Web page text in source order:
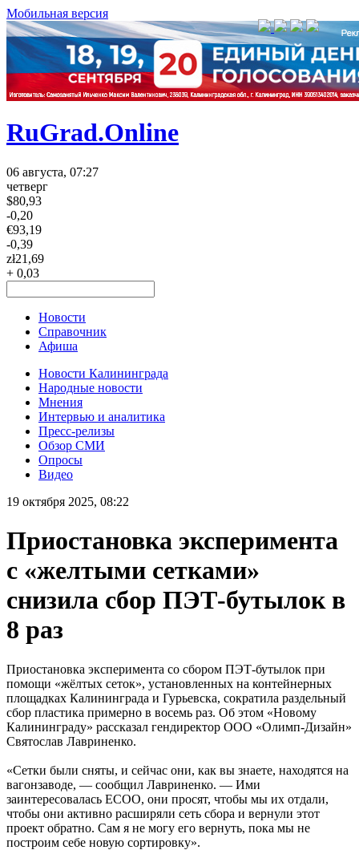
Мобильная версия
RuGrad.Online
06 августа, 07:27
четверг
$80,93
-0,20
€93,19
-0,39
zł21,69
+ 0,03
Новости
Справочник
Афиша
Новости Калининграда
Народные новости
Мнения
Интервью и аналитика
Пресс-релизы
Обзор СМИ
Опросы
Видео
19 октября 2025, 08:22
Приостановка эксперимента
с «желтыми сетками»
снизила сбор ПЭТ-бутылок в
8 раз
Приостановка эксперимента со сбором ПЭТ-бутылок при
помощи «жёлтых сеток», установленных на контейнерных
площадках Калининграда и Гурьевска, сократила раздельный
сбор пластика примерно в восемь раз. Об этом «Новому
Калининграду» рассказал гендиректор ООО «Олимп-Дизайн»
Святослав Лавриненко.
«Сетки были сняты, и сейчас они, как вы знаете, находятся на
вагонзаводе, — сообщил Лавриненко. — Ими
заинтересовалась ЕСОО, они просят, чтобы мы их отдали,
чтобы они активно расширяли сеть сбора и вернули этот
проект обратно. Сам я не могу его вернуть, пока мы не
построим себе новую сортировку».